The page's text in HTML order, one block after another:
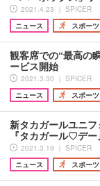
2021.4.23 ｜ SPICER
ニュース
スポーツ
観客席での“最高の
ービス開始
2021.3.30 ｜ SPICER
ニュース
スポーツ
新タカガールユニ
『タカガール♡デ
2021.3.19 ｜ SPICER
ニュース
スポーツ